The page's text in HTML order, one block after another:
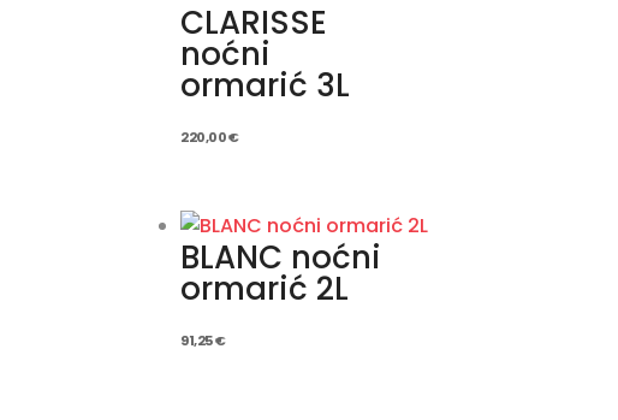
CLARISSE
noćni
ormarić 3L
220,00€
BLANC noćni
ormarić 2L
91,25€